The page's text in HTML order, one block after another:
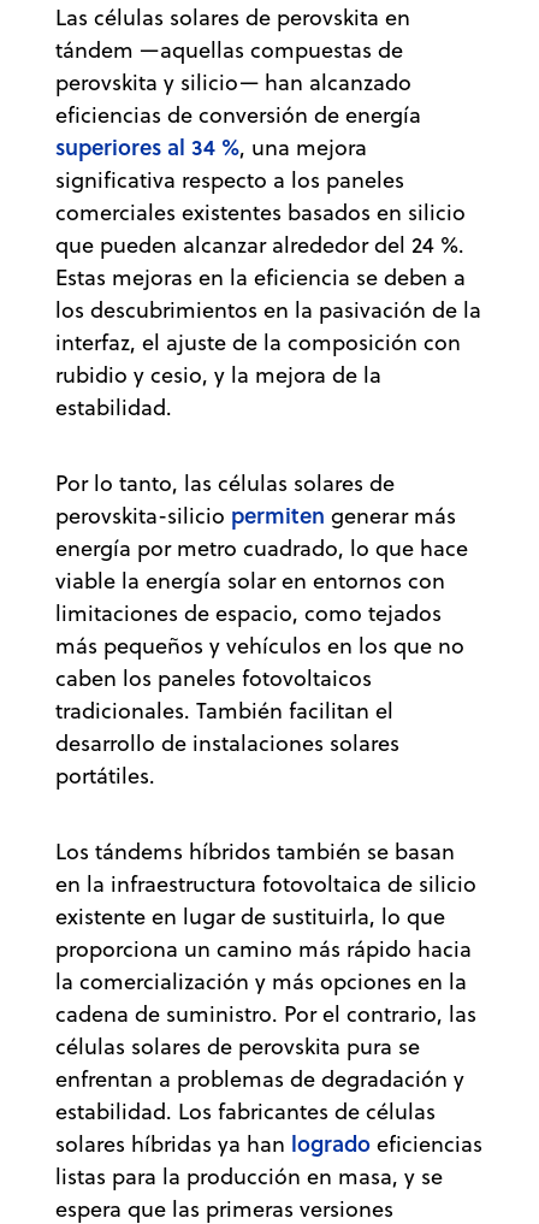
Las células solares de perovskita en
tándem —aquellas compuestas de
perovskita y silicio— han alcanzado
eficiencias de conversión de energía
superiores al 34 %, una mejora
significativa respecto a los paneles
comerciales existentes basados en silicio
que pueden alcanzar alrededor del 24 %.
Estas mejoras en la eficiencia se deben a
los descubrimientos en la pasivación de la
interfaz, el ajuste de la composición con
rubidio y cesio, y la mejora de la
estabilidad.
Por lo tanto, las células solares de
perovskita-silicio permiten generar más
energía por metro cuadrado, lo que hace
viable la energía solar en entornos con
limitaciones de espacio, como tejados
más pequeños y vehículos en los que no
caben los paneles fotovoltaicos
tradicionales. También facilitan el
desarrollo de instalaciones solares
portátiles.
Los tándems híbridos también se basan
en la infraestructura fotovoltaica de silicio
existente en lugar de sustituirla, lo que
proporciona un camino más rápido hacia
la comercialización y más opciones en la
cadena de suministro. Por el contrario, las
células solares de perovskita pura se
enfrentan a problemas de degradación y
estabilidad. Los fabricantes de células
solares híbridas ya han logrado eficiencias
listas para la producción en masa, y se
espera que las primeras versiones